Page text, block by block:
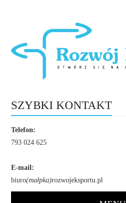
SZYBKI KONTAKT
Telefon:
793 024 625
E-mail:
biuro(małpka)rozwojeksportu.pl